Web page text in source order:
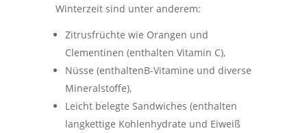
Winterzeit sind unter anderem:
Zitrusfrüchte wie Orangen und
Clementinen (enthalten Vitamin C),
Nüsse (enthaltenB-Vitamine und diverse
Mineralstoffe),
Leicht belegte Sandwiches (enthalten
langkettige Kohlenhydrate und Eiweiß